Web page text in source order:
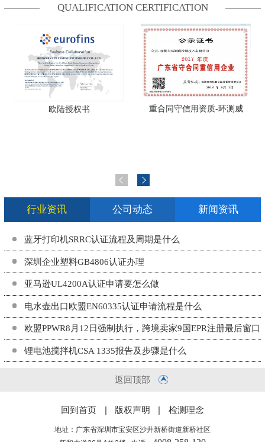
QUALIFICATION CERTIFICATION
欧陆授权书 重合同守信用资质-环测威
行业资讯 公司动态 新闻资讯
蓝牙打印机SRRC认证流程及周期是什么
深圳企业塑料GB4806认证办理
亚马逊UL4200A认证申请要怎么做
电水壶出口欧盟EN60335认证申请流程是什么
欧盟PPWR8月12日强制执行，跨境卖家9国EPR注册最后窗口
期
锂电池搅拌机CSA 1335报告及步骤是什么
返回顶部
回到首页 版权声明 检测理念
地址：广东省深圳市宝安区沙井新桥街道新桥社区